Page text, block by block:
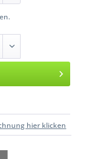
hier klicken